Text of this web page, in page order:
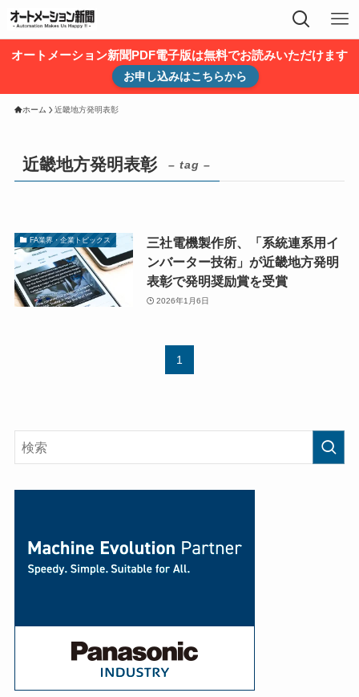
オートメーション新聞PDF電子版は無料でお読みいただけます
お申し込みはこちらから
ホーム 近畿地方発明表彰
近畿地方発明表彰 – tag –
FA業界・企業トピックス
三社電機製作所、「系統連系用イ
ンバーター技術」が近畿地方発明
表彰で発明奨励賞を受賞
2026年1月6日
1